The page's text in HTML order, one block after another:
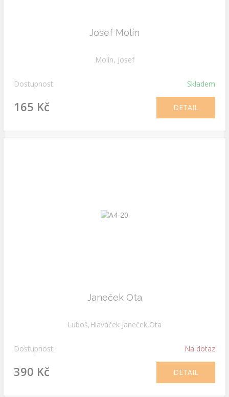
Josef Molín
Molín, Josef
Dostupnost: Skladem
165 Kč DETAIL
Janeček Ota
Luboš,Hlaváček Janeček,Ota
Dostupnost: Na dotaz
390 Kč DETAIL